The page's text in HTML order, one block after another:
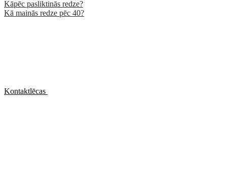
Kāpēc pasliktinās redze?
Kā mainās redze pēc 40?
Kontaktlēcas